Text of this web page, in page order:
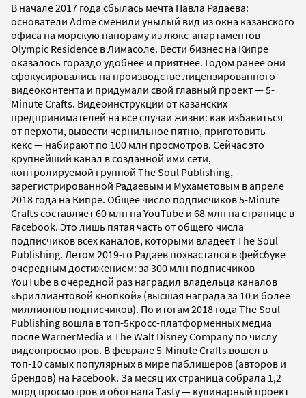
В начале 2017 года сбылась мечта Павла Радаева:
основатели Adme сменили унылый вид из окна казанского
офиса на морскую панораму из люкс-апартаментов
Olympic Residence в Лимасоле. Вести бизнес на Кипре
оказалось гораздо удобнее и приятнее. Годом ранее они
сфокусировались на производстве лицензированного
видеоконтента и придумали свой главный проект — 5-
Minute Crafts. Видеоинструкции от казанских
предпринимателей на все случаи жизни: как избавиться
от перхоти, вывести чернильное пятно, приготовить
кекс — набирают по 100 млн просмотров. Сейчас это
крупнейший канал в созданной ими сети,
контролируемой группой The Soul Publishing,
зарегистрированной Радаевым и Мухаметовым в апреле
2018 года на Кипре. Общее число подписчиков 5-Minute
Crafts составляет 60 млн на YouTube и 68 млн на странице в
Facebook. Это лишь пятая часть от общего числа
подписчиков всех каналов, которыми владеет The Soul
Publishing. Летом 2019-го Радаев похвастался в фейсбуке
очередным достижением: за 300 млн подписчиков
YouTube в очередной раз наградил владельца каналов
«Бриллиантовой кнопкой» (высшая награда за 10 и более
миллионов подписчиков). По итогам 2018 года The Soul
Publishing вошла в топ-5кросс-платформенных медиа
после WarnerMedia и The Walt Disney Company по числу
видеопросмотров. В феврале 5-Minute Crafts вошел в
топ-10 самых популярных в мире паблишеров (авторов и
брендов) на Facebook. За месяц их страница собрала 1,2
млрд просмотров и обогнала Tasty — кулинарный проект